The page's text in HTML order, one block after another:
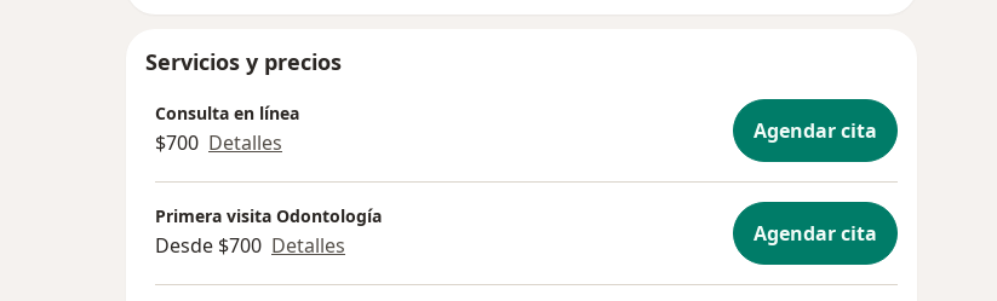
Servicios y precios
Consulta en línea
$700 Detalles Agendar cita
Primera visita Odontología
Desde $700 Detalles Agendar cita